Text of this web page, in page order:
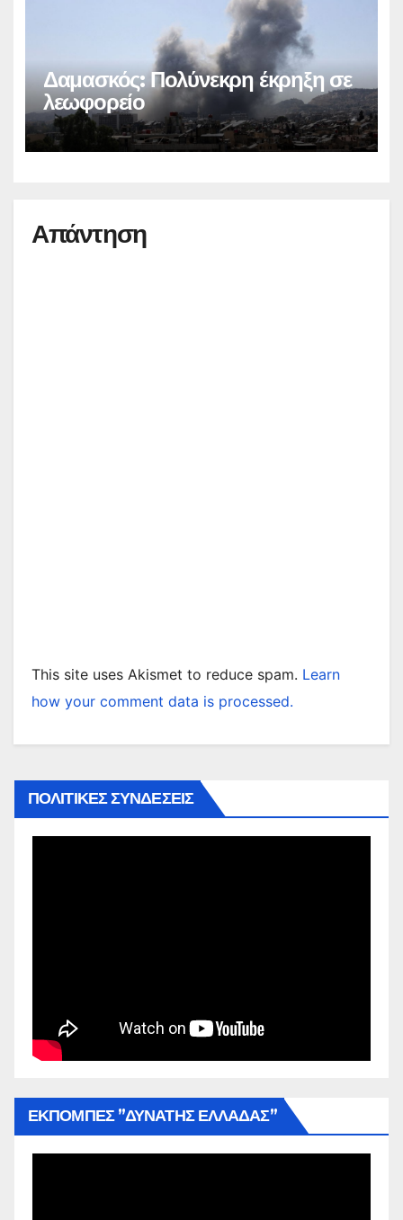
Δαμασκός: Πολύνεκρη έκρηξη σε
λεωφορείο
Απάντηση
This site uses Akismet to reduce spam. Learn
how your comment data is processed.
ΠΟΛΙΤΙΚΕΣ ΣΥΝΔΕΣΕΙΣ
ΕΚΠΟΜΠΕΣ ”ΔΥΝΑΤΗΣ ΕΛΛΑΔΑΣ”